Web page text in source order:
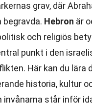
grav, där
begravda. Hebron är
och religiös
punkt i den
Här kan du lära
historia, kultur
invånarna står inför